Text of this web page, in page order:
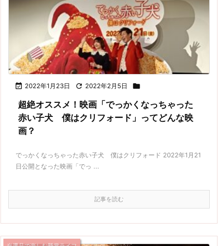
 2022年1月23日  2022年2月5日 
超絶オススメ！映画「でっかくなっちゃった
赤い子犬 僕はクリフォード」ってどんな映
画？
でっかくなっちゃった赤い子犬 僕はクリフォード 2022年1月21
日公開となった映画「でっ ...
記事を読む